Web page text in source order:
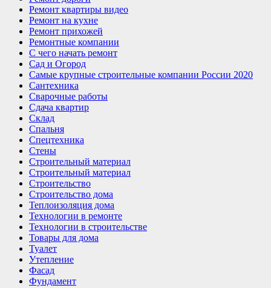
Ремонт квартиры видео
Ремонт на кухне
Ремонт прихожей
Ремонтные компании
С чего начать ремонт
Сад и Огород
Самые крупные строительные компании России 2020
Сантехника
Сварочные работы
Сдача квартир
Склад
Спальня
Спецтехника
Стены
Строительный материал
Строительный материал
Строительство
Строительство дома
Теплоизоляция дома
Технологии в ремонте
Технологии в строительстве
Товары для дома
Туалет
Утепление
Фасад
Фундамент